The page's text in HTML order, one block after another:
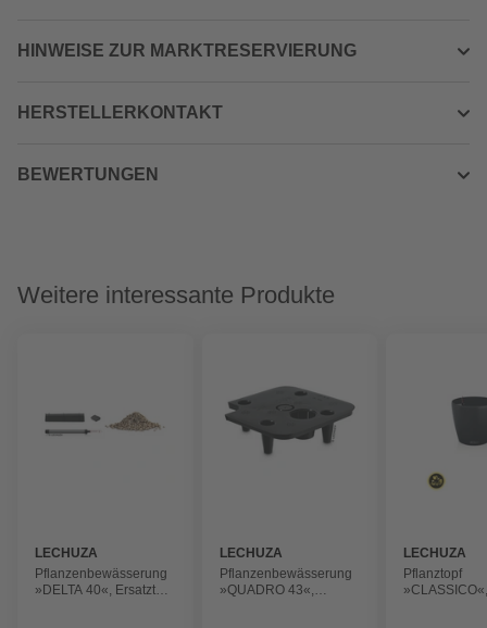
HINWEISE ZUR MARKTRESERVIERUNG
HERSTELLERKONTAKT
BEWERTUNGEN
Weitere interessante Produkte
LECHUZA
Pflanzenbewässerung
»DELTA 40«, Ersatzteil
LECHUZA
Pflanzenbewässerung
»QUADRO 43«,
LECHUZA
Pflanztopf